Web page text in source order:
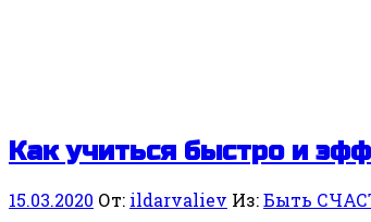
Как учиться быстро и
15.03.2020 От: ildarvaliev Из:Быть